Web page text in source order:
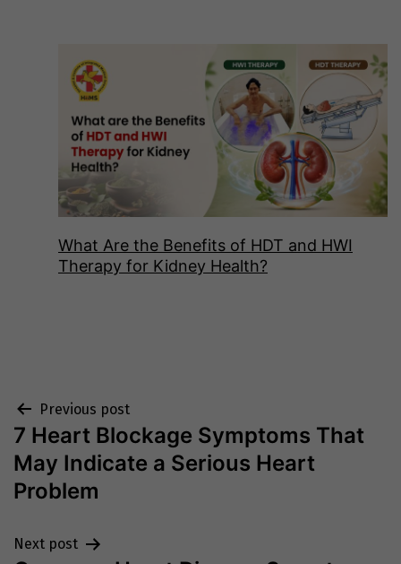
What Are the Benefits of HDT and HWI
Therapy for Kidney Health?
Post
navigation
Previous post
7 Heart Blockage Symptoms That
May Indicate a Serious Heart
Problem
Next post